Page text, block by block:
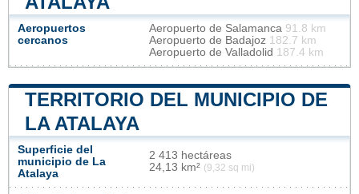
Aeropuertos
cercanos
Aeropuerto de Salamanca 91.8 km
Aeropuerto de Badajoz 182.7 km
Aeropuerto de Valladolid 187.4 km
TERRITORIO DEL MUNICIPIO DE
LA ATALAYA
Superficie del
municipio de La
Atalaya
2 413 hectáreas
24,13 km² (9,32 sq mi)